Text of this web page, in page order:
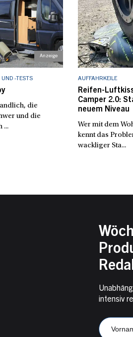
-TESTS
die
und die
...
AUFFAHRKEILE
Reifen-
Camper 2.0:
neuem Niveau
Wer mit dem
kennt das
wackliger Sta...
intensiv
Vorname